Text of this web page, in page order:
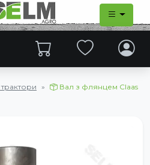
Вал з флянцем Claas